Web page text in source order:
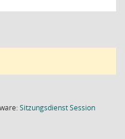
SitzungsdienstSession(Wird in